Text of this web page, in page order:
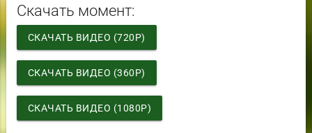
Скачать момент:
СКАЧАТЬ ВИДЕО (720P)
СКАЧАТЬ ВИДЕО (360P)
СКАЧАТЬ ВИДЕО (1080P)